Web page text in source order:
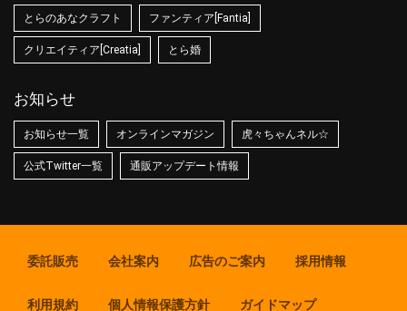
とらのあなクラフト ファンティア[Fantia]
クリエイティア[Creatia] とら婚
お知らせ
お知らせ一覧 オンラインマガジン 虎々ちゃんネル☆
公式Twitter一覧 通販アップデート情報
委託販売 会社案内 広告のご案内 採用情報
利用規約 個人情報保護方針 ガイドマップ